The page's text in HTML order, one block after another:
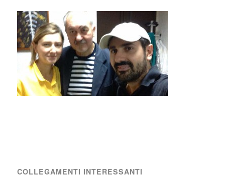
COLLEGAMENTI INTERESSANTI